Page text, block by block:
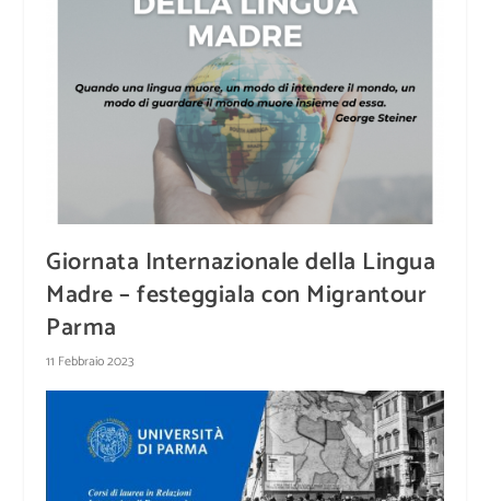
Giornata Internazionale della Lingua
Madre – festeggiala con Migrantour
Parma
11 Febbraio 2023